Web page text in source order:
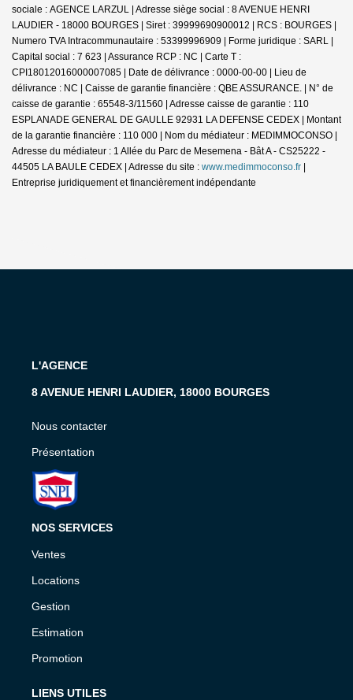
sociale : AGENCE LARZUL | Adresse siège social : 8 AVENUE HENRI
LAUDIER - 18000 BOURGES | Siret : 39999690900012 | RCS : BOURGES |
Numero TVA Intracommunautaire : 53399996909 | Forme juridique : SARL |
Capital social : 7 623 | Assurance RCP : NC | Carte T :
CPI18012016000007085 | Date de délivrance : 0000-00-00 | Lieu de
délivrance : NC | Caisse de garantie financière : QBE ASSURANCE. | N° de
caisse de garantie : 65548-3/11560 | Adresse caisse de garantie : 110
ESPLANADE GENERAL DE GAULLE 92931 LA DEFENSE CEDEX | Montant
de la garantie financière : 110 000 | Nom du médiateur : MEDIMMOCONSO |
Adresse du médiateur : 1 Allée du Parc de Mesemena - Bât A - CS25222 -
44505 LA BAULE CEDEX | Adresse du site : www.medimmoconso.fr |
Entreprise juridiquement et financièrement indépendante
L'AGENCE
8 AVENUE HENRI LAUDIER, 18000 BOURGES
Nous contacter
Présentation
NOS SERVICES
Ventes
Locations
Gestion
Estimation
Promotion
LIENS UTILES